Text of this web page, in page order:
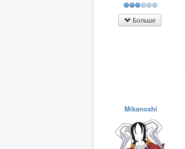
Больше
Mikanoshi